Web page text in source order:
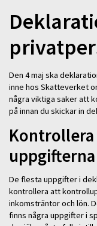
Den 4 maj ska
inne hos Skatteverket
några viktiga saker att
på innan du skickar in
De flesta uppgifter i
kontrollera att
inkomsträntor och lön.
finns några uppgifter i